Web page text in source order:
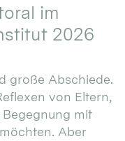
im
2026
große Abschiede.
von Eltern,
mit
Aber